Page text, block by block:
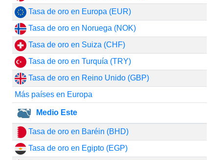
Tasa de oro en Europa (EUR)
Tasa de oro en Noruega (NOK)
Tasa de oro en Suiza (CHF)
Tasa de oro en Turquía (TRY)
Tasa de oro en Reino Unido (GBP)
Más países en Europa
Medio Este
Tasa de oro en Baréin (BHD)
Tasa de oro en Egipto (EGP)